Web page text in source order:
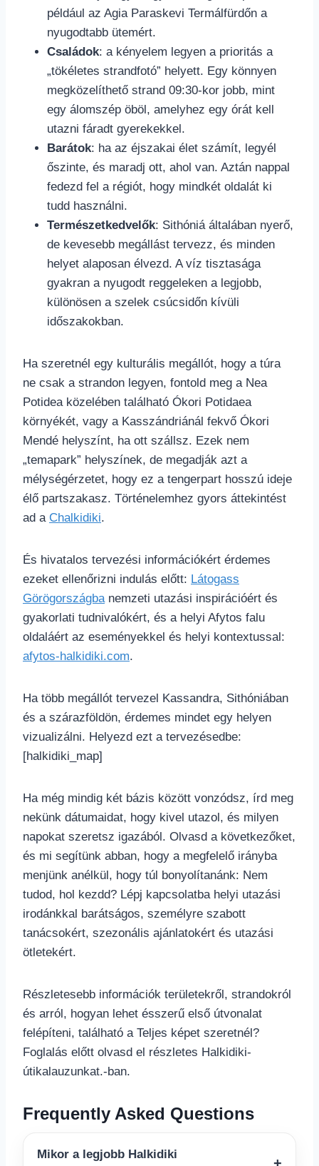
például az Agia Paraskevi Termálfürdőn a
nyugodtabb ütemért.
Családok: a kényelem legyen a prioritás a
„tökéletes strandfotó” helyett. Egy könnyen
megközelíthető strand 09:30-kor jobb, mint
egy álomszép öböl, amelyhez egy órát kell
utazni fáradt gyerekekkel.
Barátok: ha az éjszakai élet számít, legyél
őszinte, és maradj ott, ahol van. Aztán nappal
fedezd fel a régiót, hogy mindkét oldalát ki
tudd használni.
Természetkedvelők: Sithóniá általában nyerő,
de kevesebb megállást tervezz, és minden
helyet alaposan élvezd. A víz tisztasága
gyakran a nyugodt reggeleken a legjobb,
különösen a szelek csúcsidőn kívüli
időszakokban.
Ha szeretnél egy kulturális megállót, hogy a túra
ne csak a strandon legyen, fontold meg a Nea
Potidea közelében található Ókori Potidaea
környékét, vagy a Kasszándriánál fekvő Ókori
Mendé helyszínt, ha ott szállsz. Ezek nem
„temapark” helyszínek, de megadják azt a
mélységérzetet, hogy ez a tengerpart hosszú ideje
élő partszakasz. Történelemhez gyors áttekintést
ad a Chalkidiki.
És hivatalos tervezési információkért érdemes
ezeket ellenőrizni indulás előtt: Látogass
Görögországbanemzeti utazási inspirációért és
gyakorlati tudnivalókért, és a helyi Afytos falu
oldaláért az eseményekkel és helyi kontextussal:
afytos-halkidiki.com.
Ha több megállót tervezel Kassandra, Sithóniában
és a szárazföldön, érdemes mindet egy helyen
vizualizálni. Helyezd ezt a tervezésedbe:
[halkidiki_map]
Ha még mindig két bázis között vonzódsz, írd meg
nekünk dátumaidat, hogy kivel utazol, és milyen
napokat szeretsz igazából. Olvasd a következőket,
és mi segítünk abban, hogy a megfelelő irányba
menjünk anélkül, hogy túl bonyolítanánk: Nem
tudod, hol kezdd? Lépj kapcsolatba helyi utazási
irodánkkal barátságos, személyre szabott
tanácsokért, szezonális ajánlatokért és utazási
ötletekért.
Részletesebb információk területekről, strandokról
és arról, hogyan lehet ésszerű első útvonalat
felépíteni, található a Teljes képet szeretnél?
Foglalás előtt olvasd el részletes Halkidiki-
útikalauzunkat.-ban.
Frequently Asked Questions
Mikor a legjobb Halkidiki